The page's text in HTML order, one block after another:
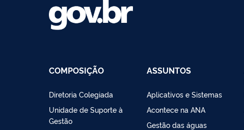
COMPOSIÇÃO
Diretoria Colegiada
Unidade de Suporte à
Gestão
ASSUNTOS
Aplicativos e Sistemas
Acontece na ANA
Gestão das águas